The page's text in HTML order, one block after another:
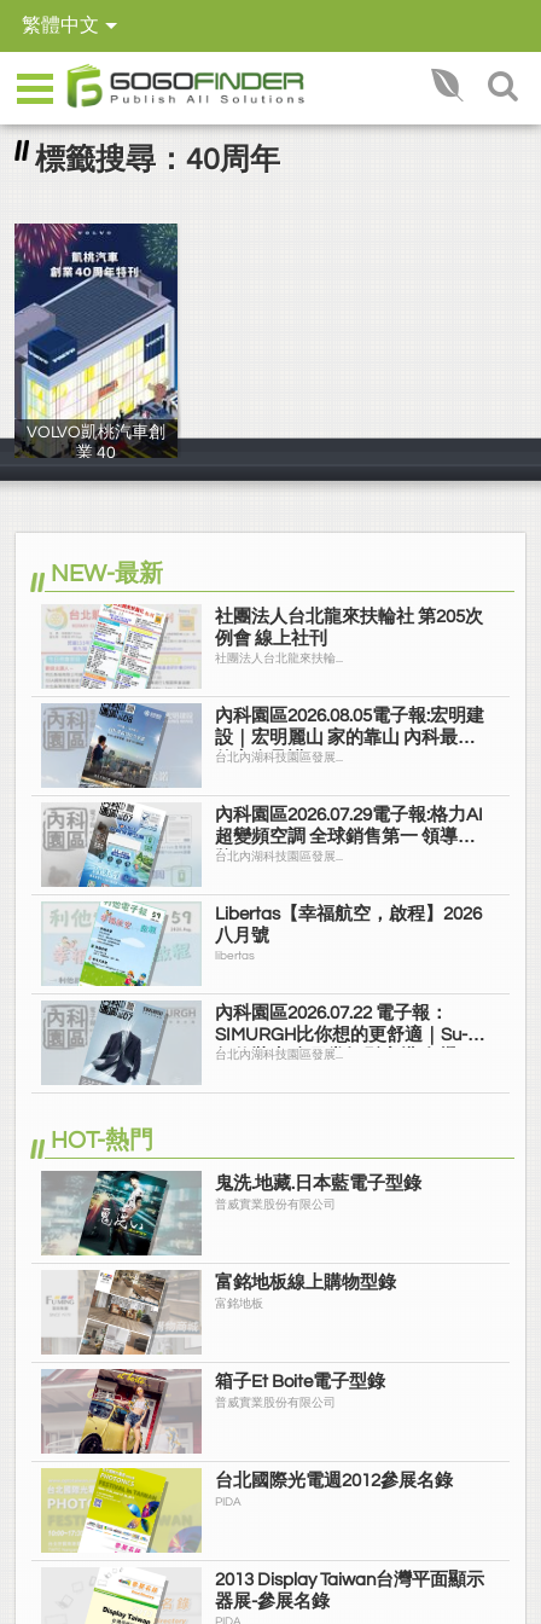
繁體中文
標籤搜尋：40周年
VOLVO凱桃汽車創
業 40
VOLVO凱桃汽車
NEW-最新
社團法人台北龍來扶輪社 第205次
例會 線上社刊
社團法人台北龍來扶輪...
內科園區2026.08.05電子報:宏明建
設｜宏明麗山 家的靠山 內科最高
的安全承諾
台北內湖科技園區發展...
內科園區2026.07.29電子報:格力AI
超變頻空調 全球銷售第一 領導品
牌
台北內湖科技園區發展...
Libertas【幸福航空，啟程】2026
八月號
libertas
內科園區2026.07.22 電子報：
SIMURGH比你想的更舒適｜Su-Si
舒仕裝 都會日常輕鬆穿搭 免燙可
台北內湖科技園區發展...
HOT-熱門
鬼洗.地藏.日本藍電子型錄
普威實業股份有限公司
富銘地板線上購物型錄
富銘地板
箱子Et Boite電子型錄
普威實業股份有限公司
台北國際光電週2012參展名錄
PIDA
2013 Display Taiwan台灣平面顯示
器展-參展名錄
PIDA